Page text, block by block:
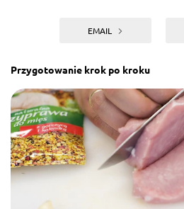
EMAIL
Przygotowanie krok po kroku